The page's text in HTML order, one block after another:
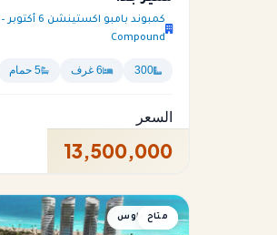
Compound
300 6 غرف 5 حمام
السعر
13,500,000
تاون هاوس
متاح